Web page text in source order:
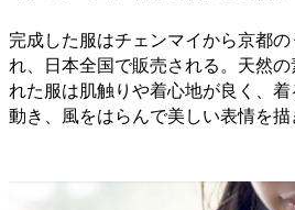
完成した服はチェンマイから京都
れ、日本全国で販売される。天然
れた服は肌触りや着心地が良く、
動き、風をはらんで美しい表情を描